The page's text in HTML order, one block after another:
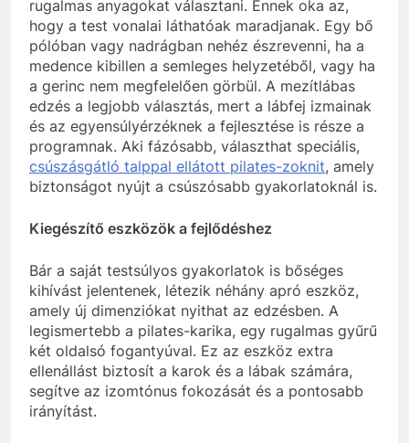
rugalmas anyagokat választani. Ennek oka az,
hogy a test vonalai láthatóak maradjanak. Egy bő
pólóban vagy nadrágban nehéz észrevenni, ha a
medence kibillen a semleges helyzetéből, vagy ha
a gerinc nem megfelelően görbül. A mezítlábas
edzés a legjobb választás, mert a lábfej izmainak
és az egyensúlyérzéknek a fejlesztése is része a
programnak. Aki fázósabb, választhat speciális,
csúszásgátló talppal ellátott pilates-zoknit, amely
biztonságot nyújt a csúszósabb gyakorlatoknál is.
Kiegészítő eszközök a fejlődéshez
Bár a saját testsúlyos gyakorlatok is bőséges
kihívást jelentenek, létezik néhány apró eszköz,
amely új dimenziókat nyithat az edzésben. A
legismertebb a pilates-karika, egy rugalmas gyűrű
két oldalsó fogantyúval. Ez az eszköz extra
ellenállást biztosít a karok és a lábak számára,
segítve az izomtónus fokozását és a pontosabb
irányítást.